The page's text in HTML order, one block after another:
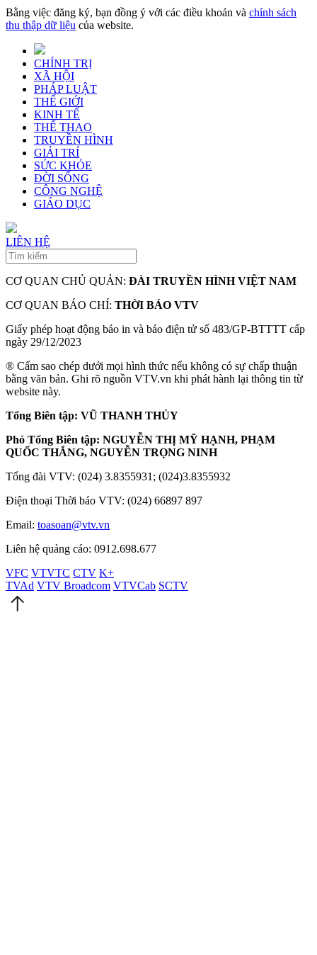
Bằng việc đăng ký, bạn đồng ý với các điều khoản và chính sách
thu thập dữ liệu của website.
CHÍNH TRỊ
XÃ HỘI
PHÁP LUẬT
THẾ GIỚI
KINH TẾ
THỂ THAO
TRUYỀN HÌNH
GIẢI TRÍ
SỨC KHỎE
ĐỜI SỐNG
CÔNG NGHỆ
GIÁO DỤC
LIÊN HỆ
CƠ QUAN CHỦ QUẢN: ĐÀI TRUYỀN HÌNH VIỆT NAM
CƠ QUAN BÁO CHÍ: THỜI BÁO VTV
Giấy phép hoạt động báo in và báo điện tử số 483/GP-BTTTT cấp
ngày 29/12/2023
® Cấm sao chép dưới mọi hình thức nếu không có sự chấp thuận
bằng văn bản. Ghi rõ nguồn VTV.vn khi phát hành lại thông tin từ
website này.
Tổng Biên tập: VŨ THANH THỦY
Phó Tổng Biên tập: NGUYỄN THỊ MỸ HẠNH, PHẠM
QUỐC THẮNG, NGUYỄN TRỌNG NINH
Tổng đài VTV: (024) 3.8355931; (024)3.8355932
Điện thoại Thời báo VTV: (024) 66897 897
Email: toasoan@vtv.vn
Liên hệ quảng cáo: 0912.698.677
VFC VTVTC CTV K+
TVAd VTV Broadcom VTVCab SCTV